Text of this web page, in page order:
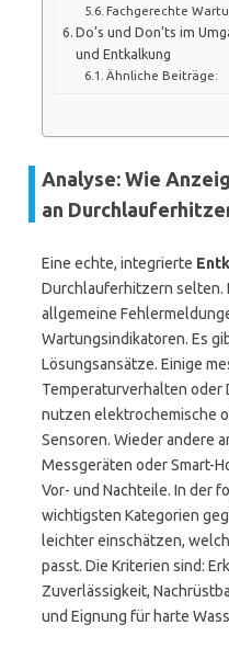
Fachgerechte
Do’s und Don’ts im
und Entkalkung
Ähnliche Beiträge:
Analyse: Wie
an
Eine echte, integrierte
Durchlauferhitzern selten.
allgemeine
Wartungsindikatoren. Es
Lösungsansätze. Einige
Temperaturverhalten oder
nutzen elektrochemische
Sensoren. Wieder andere
Messgeräten oder Smart-
Vor- und Nachteile. In der
wichtigsten Kategorien
leichter einschätzen,
passt. Die Kriterien sind:
Zuverlässigkeit,
und Eignung für harte